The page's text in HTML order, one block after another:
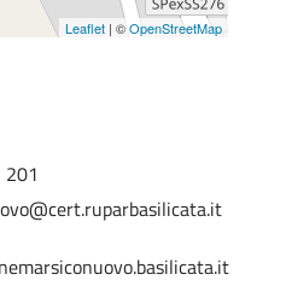
Leaflet | ©OpenStreetMap